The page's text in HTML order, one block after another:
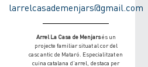
larrelcasademenjars@gmail.com
Arrel La Casa de Menjarsés un
projecte familiar situat al cor del
casc antic de Mataró. Especialitzat en
cuina catalana d’arrel, destaca per